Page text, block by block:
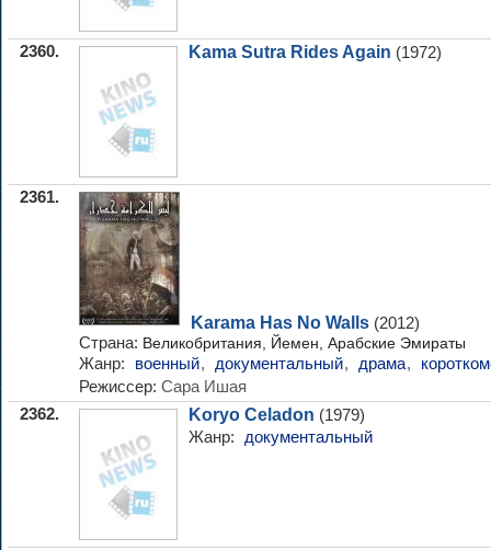
2360. Kama Sutra Rides Again (1972)
2361.
Karama Has No Walls (2012)
Страна: Великобритания, Йемен, Арабские Эмираты
Жанр: военный, документальный, драма,
Режиссер: Сара Ишая
2362. Koryo Celadon (1979)
Жанр: документальный